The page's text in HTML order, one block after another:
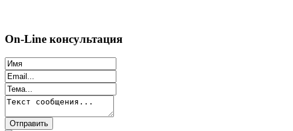
On-Line консультация